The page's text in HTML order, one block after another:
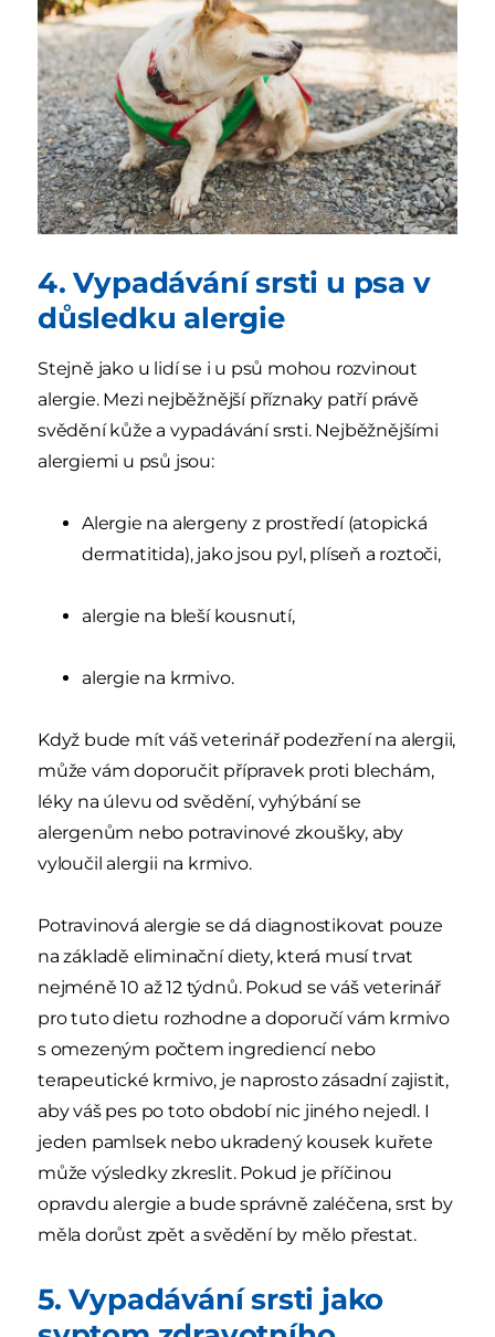
4. Vypadávání srsti u psa v
důsledku alergie
Stejně jako u lidí se i u psů mohou rozvinout
alergie. Mezi nejběžnější příznaky patří právě
svědění kůže a vypadávání srsti. Nejběžnějšími
alergiemi u psů jsou:
Alergie na alergeny z prostředí (atopická
dermatitida), jako jsou pyl, plíseň a roztoči,
alergie na bleší kousnutí,
alergie na krmivo.
Když bude mít váš veterinář podezření na alergii,
může vám doporučit přípravek proti blechám,
léky na úlevu od svědění, vyhýbání se
alergenům nebo potravinové zkoušky, aby
vyloučil alergii na krmivo.
Potravinová alergie se dá diagnostikovat pouze
na základě eliminační diety, která musí trvat
nejméně 10 až 12 týdnů. Pokud se váš veterinář
pro tuto dietu rozhodne a doporučí vám krmivo
s omezeným počtem ingrediencí nebo
terapeutické krmivo, je naprosto zásadní zajistit,
aby váš pes po toto období nic jiného nejedl. I
jeden pamlsek nebo ukradený kousek kuřete
může výsledky zkreslit. Pokud je příčinou
opravdu alergie a bude správně zaléčena, srst by
měla dorůst zpět a svědění by mělo přestat.
5. Vypadávání srsti jako